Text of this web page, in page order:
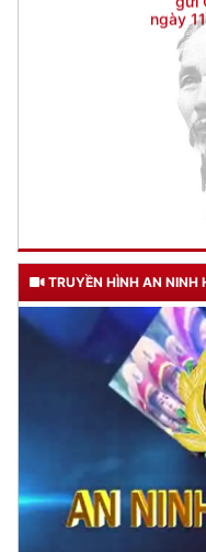
NGƯỜI
Đối với tự mình, phải
TRUYỀN HÌNH AN NINH